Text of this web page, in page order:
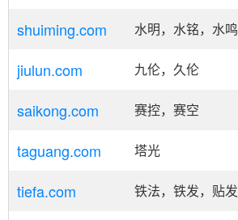
shuiming.com 水明，水铭，水鸣
jiulun.com 九伦，久伦
saikong.com 赛控，赛空
taguang.com 塔光
tiefa.com 铁法，铁发，贴发